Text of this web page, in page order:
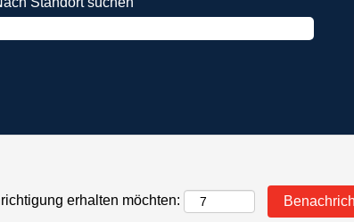
erhalten möchten: